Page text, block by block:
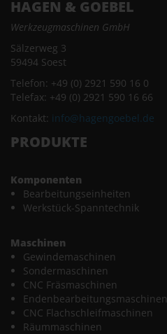
HAGEN & GOEBEL
Werkzeugmaschinen GmbH
Sälzerweg 3
59494 Soest
Telefon: +49 (0) 2921 590 16 0
Telefax: +49 (0) 2921 590 16 66
Kontakt: info@hagengoebel.de
PRODUKTE
Komponenten
Bearbeitungseinheiten
Werkstück-Spanntechnik
Maschinen
Gewindemaschinen
Sondermaschinen
CNC Fräsmaschinen
Endenbearbeitungsmaschinen
CNC Flachschleifmaschinen
Räummaschinen